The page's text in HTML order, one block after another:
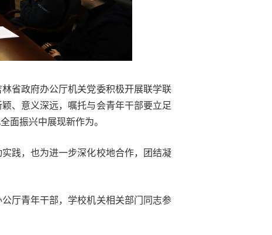
省政府办公厅机关党委积极开展联学联
、意义深远，嘱托与会青年干部要立足
面振兴中展现新作为。
践，也为进一步深化校地合作，团结凝
厅青年干部，学校机关相关部门同志参